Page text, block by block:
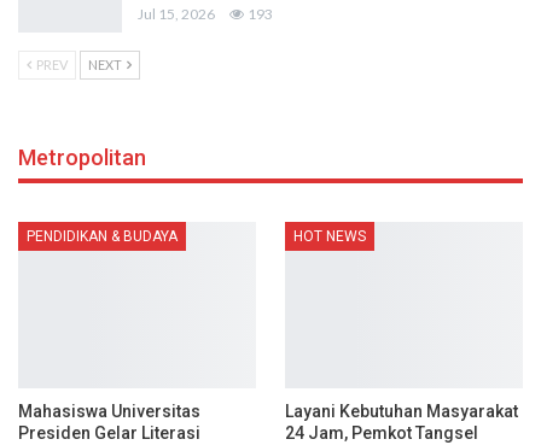
Jul 15, 2026 193
PREV NEXT
Metropolitan
PENDIDIKAN & BUDAYA
Mahasiswa Universitas
Presiden Gelar Literasi
HOT NEWS
Layani Kebutuhan Masyarakat
24 Jam, Pemkot Tangsel